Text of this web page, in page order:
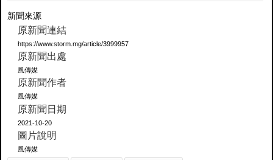
新聞來源
原新聞連結
https://www.storm.mg/article/3999957
原新聞出處
風傳媒
原新聞作者
風傳媒
原新聞日期
2021-10-20
圖片說明
風傳媒